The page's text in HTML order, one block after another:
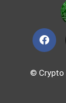
© Crypto